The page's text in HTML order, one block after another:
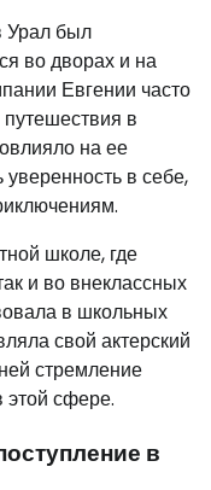
Урал был
во дворах и на
Евгении часто
в
на ее
в себе,
школе, где
и во внеклассных
в школьных
свой актерский
стремление
этой сфере.
в